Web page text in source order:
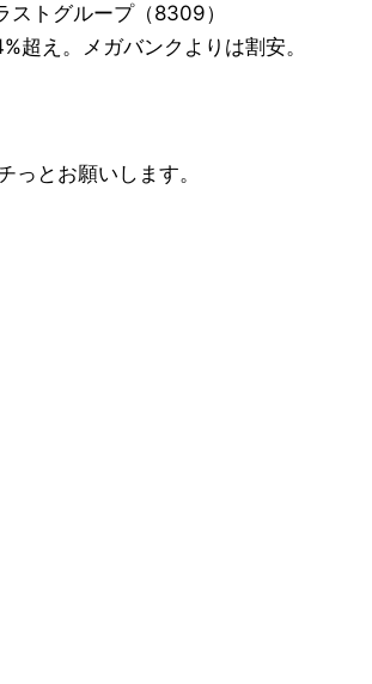
ストグループ（8309）
超え。メガバンクよりは割安。
っとお願いします。